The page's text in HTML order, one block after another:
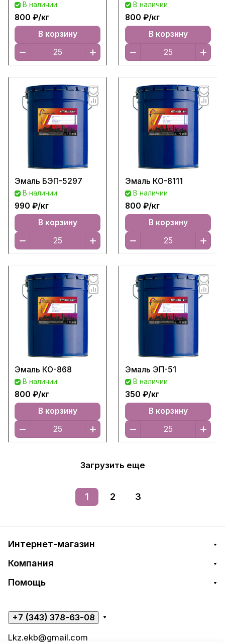
В наличии
800 ₽/кг
В корзину
В наличии
800 ₽/кг
В корзину
Эмаль БЭП-5297
В наличии
990 ₽/кг
В корзину
Эмаль КО-8111
В наличии
800 ₽/кг
В корзину
Эмаль КО-868
В наличии
800 ₽/кг
В корзину
Эмаль ЭП-51
В наличии
350 ₽/кг
В корзину
Загрузить еще
1 2 3
Интернет-магазин
Компания
Помощь
+7 (343) 378-63-08
Lkz.ekb@gmail.com